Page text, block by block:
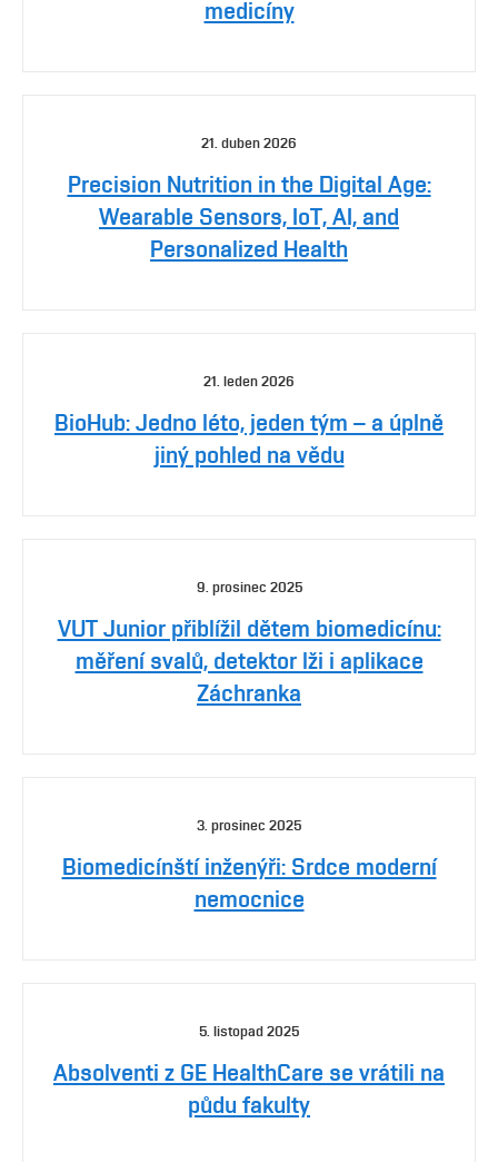
medicíny
21. duben 2026
Precision Nutrition in the Digital Age:
Wearable Sensors, IoT, AI, and
Personalized Health
21. leden 2026
BioHub: Jedno léto, jeden tým – a úplně
jiný pohled na vědu
9. prosinec 2025
VUT Junior přiblížil dětem biomedicínu:
měření svalů, detektor lži i aplikace
Záchranka
3. prosinec 2025
Biomedicínští inženýři: Srdce moderní
nemocnice
5. listopad 2025
Absolventi z GE HealthCare se vrátili na
půdu fakulty